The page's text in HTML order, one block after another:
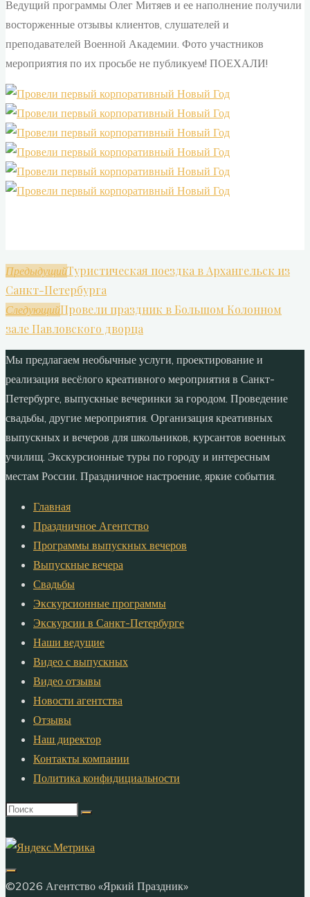
Ведущий программы Олег Митяев и ее наполнение получили
восторженные отзывы клиентов, слушателей и
преподавателей Военной Академии. Фото участников
мероприятия по их просьбе не публикуем! ПОЕХАЛИ!
ПредыдущийТуристическая поездка в Архангельск из
Санкт-Петербурга
СледующийПровели праздник в Большом Колонном
зале Павловского дворца
Мы предлагаем необычные услуги, проектирование и
реализация весёлого креативного мероприятия в Санкт-
Петербурге, выпускные вечеринки за городом. Проведение
свадьбы, другие мероприятия. Организация креативных
выпускных и вечеров для школьников, курсантов военных
училищ. Экскурсионные туры по городу и интересным
местам России. Праздничное настроение, яркие события.
Главная
Праздничное Агентство
Программы выпускных вечеров
Выпускные вечера
Свадьбы
Экскурсионные программы
Экскурсии в Санкт-Петербурге
Наши ведущие
Видео с выпускных
Видео отзывы
Новости агентства
Отзывы
Наш директор
Контакты компании
Политика конфидициальности
Что
©2026 Агентство «Яркий Праздник»